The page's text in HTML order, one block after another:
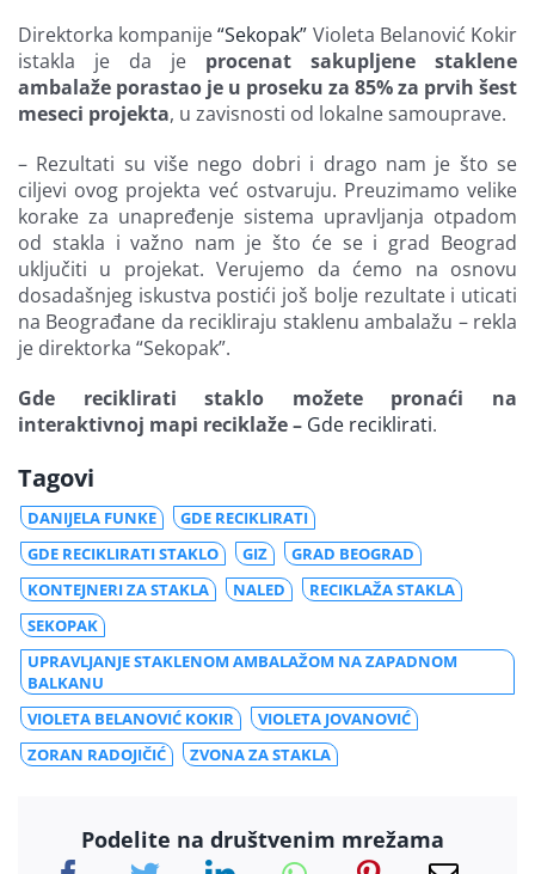
Direktorka kompanije“Sekopak” Violeta Belanović Kokir
istakla je da je procenat sakupljene staklene
ambalaže porastao je u proseku za 85% za prvih šest
meseci projekta, u zavisnosti od lokalne samouprave.
– Rezultati su više nego dobri i drago nam je što se
ciljevi ovog projekta već ostvaruju. Preuzimamo velike
korake za unapređenje sistema upravljanja otpadom
od stakla i važno nam je što će se i grad Beograd
uključiti u projekat. Verujemo da ćemo na osnovu
dosadašnjeg iskustva postići još bolje rezultate i uticati
na Beograđane da recikliraju staklenu ambalažu – rekla
je direktorka “Sekopak”.
Gde reciklirati staklo možete pronaći na
interaktivnoj mapi reciklaže – Gde reciklirati.
Tagovi
DANIJELA FUNKE
GDE RECIKLIRATI
GDE RECIKLIRATI STAKLO
GIZ
GRAD BEOGRAD
KONTEJNERI ZA STAKLA
NALED
RECIKLAŽA STAKLA
SEKOPAK
UPRAVLJANJE STAKLENOM AMBALAŽOM NA ZAPADNOM
BALKANU
VIOLETA BELANOVIĆ KOKIR
VIOLETA JOVANOVIĆ
ZORAN RADOJIČIĆ
ZVONA ZA STAKLA
Podelite na društvenim mrežama